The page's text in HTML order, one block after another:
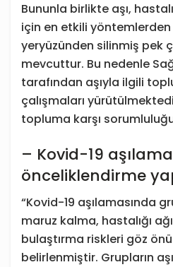
Bununla birlikte aşı,
için en etkili yöntemlerden
yeryüzünden silinmiş pek
mevcuttur. Bu nedenle
tarafından aşıyla ilgili
çalışmaları
topluma karşı
– Kovid-19
önceliklendirme
“Kovid-19 aşılamasında
maruz kalma, hastalığı
bulaştırma riskleri göz
belirlenmiştir. Grupların